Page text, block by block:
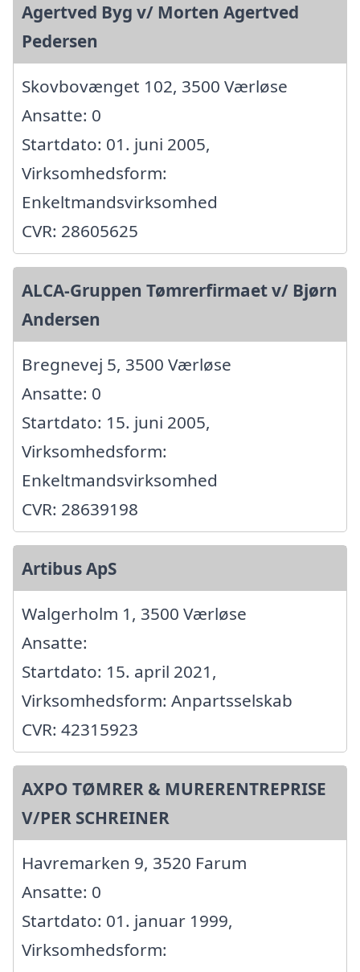
Agertved Byg v/ Morten Agertved
Pedersen
Skovbovænget 102, 3500 Værløse
Ansatte: 0
Startdato: 01. juni 2005,
Virksomhedsform:
Enkeltmandsvirksomhed
CVR: 28605625
ALCA-Gruppen Tømrerfirmaet v/ Bjørn
Andersen
Bregnevej 5, 3500 Værløse
Ansatte: 0
Startdato: 15. juni 2005,
Virksomhedsform:
Enkeltmandsvirksomhed
CVR: 28639198
Artibus ApS
Walgerholm 1, 3500 Værløse
Ansatte:
Startdato: 15. april 2021,
Virksomhedsform: Anpartsselskab
CVR: 42315923
AXPO TØMRER & MURERENTREPRISE
V/PER SCHREINER
Havremarken 9, 3520 Farum
Ansatte: 0
Startdato: 01. januar 1999,
Virksomhedsform: